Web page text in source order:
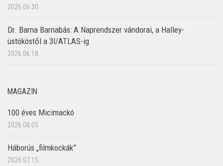
2026.06.30.
Dr. Barna Barnabás: A Naprendszer vándorai, a Halley-
üstököstől a 3I/ATLAS-ig
2026.06.18.
MAGAZIN
100 éves Micimackó
2026.08.05.
Háborús „filmkockák”
2026.07.15.